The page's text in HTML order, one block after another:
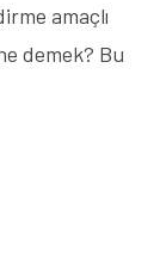
amaçlı
demek? Bu